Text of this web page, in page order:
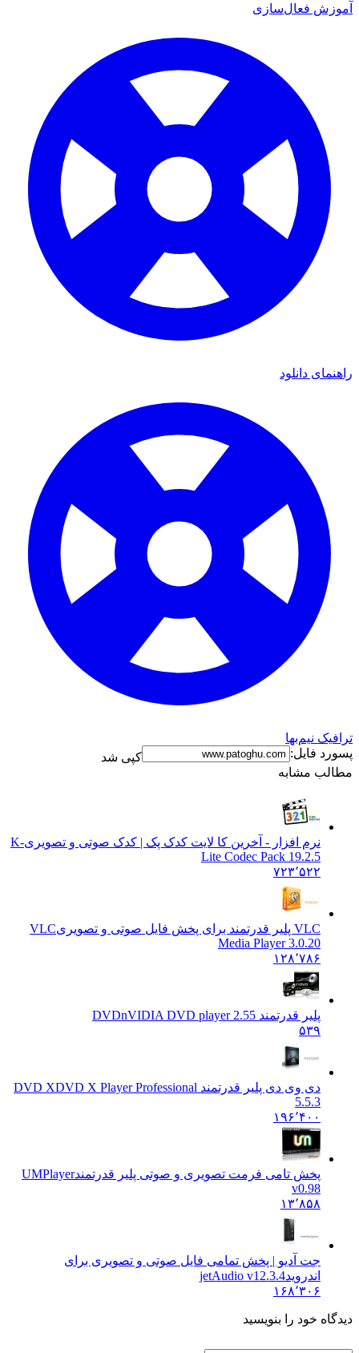
فعال‌سازی
دانلود
نیم‌بها
فایل:
کپی شد
مشابه
نرم افزار - آخرین کا لایت کدک پک | کدک صوتی و تصویریK-
Lite Codec Pack 19.2.5
۷۲۳٬۵۲۲
VLC
Media Player 3.0.20
۱۲۸٬۷۸۶
پلیر قدرتمند DVD nVIDIA DVD player 2.55
دی وی دی پلیر قدرتمند DVD X DVD X Player Professional
۱۹۶٬۴۰۰
پخش تامی فرمت تصویری و صوتی پلیر قدرتمندUMPlayer
v0.98
۱۳٬۸۵۸
جت آدیو | پخش تمامی فایل صوتی و تصویری برای
اندرویدjetAudio v12.3.4
۱۶۸٬۳۰۶
خود را بنویسید